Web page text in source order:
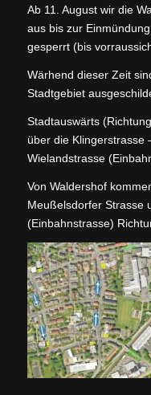
Ab 11. August wir die
aus bis zur
gesperrt (bis
Wärhend dieser Zeit
Stadtgebiet
Stadtauswärts
über die Klingerstrasse
Wielandstrasse
Von Waldershof
Meußelsdorfer Strasse
(Einbahnstrasse)